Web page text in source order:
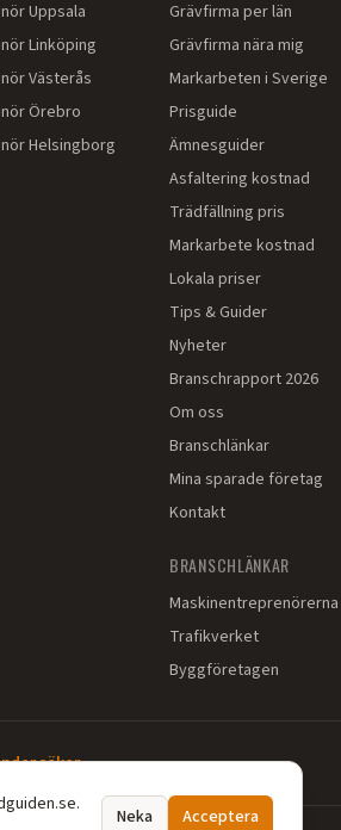
Uppsala
Linköping
Västerås
Örebro
Helsingborg
Grävfirma per län
Grävfirma nära mig
Markarbeten i Sverige
Prisguide
Ämnesguider
Asfaltering kostnad
Trädfällning pris
Markarbete kostnad
Lokala priser
Tips & Guider
Nyheter
Branschrapport 2026
Om oss
Branschlänkar
Mina sparade företag
Kontakt
BRANSCHLÄNKAR
Maskinentreprenörerna
Trafikverket
Byggföretagen
söker →
Neka Acceptera